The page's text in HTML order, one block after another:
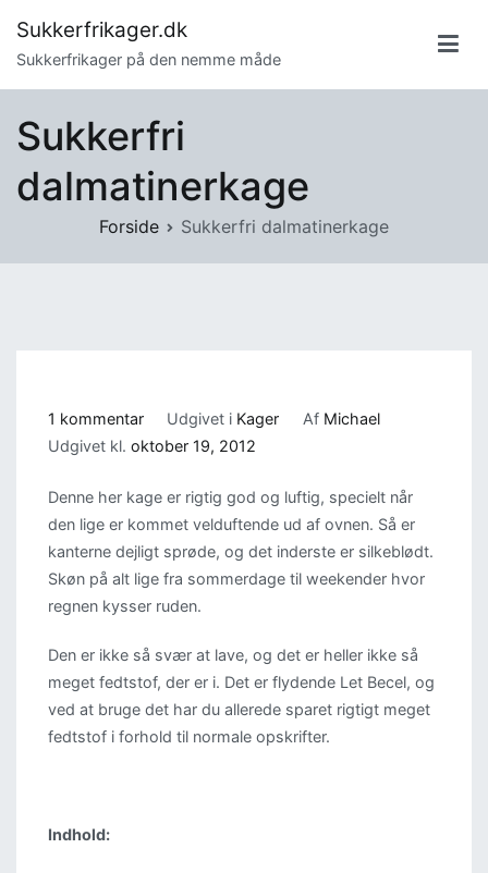
indhold
Sukkerfrikager.dk
Sukkerfrikager på den nemme måde
Sukkerfri
dalmatinerkage
Forside Sukkerfri dalmatinerkage
1 kommentartil
Sukkerfri
Udgivet i Kager Af Michael
Udgivet kl. oktober 19, 2012
Denne her kage er rigtig god og luftig, specielt når
den lige er kommet velduftende ud af ovnen. Så er
kanterne dejligt sprøde, og det inderste er silkeblødt.
Skøn på alt lige fra sommerdage til weekender hvor
regnen kysser ruden.
Den er ikke så svær at lave, og det er heller ikke så
meget fedtstof, der er i. Det er flydende Let Becel, og
ved at bruge det har du allerede sparet rigtigt meget
fedtstof i forhold til normale opskrifter.
Indhold: